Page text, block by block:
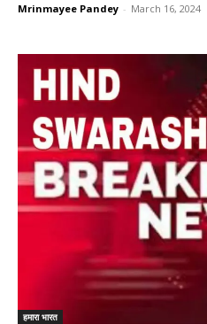
Mrinmayee Pandey - March 16, 2024
हमारा भारत